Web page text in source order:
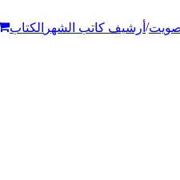
/ أرشيف كاتب الشهر الكتاب